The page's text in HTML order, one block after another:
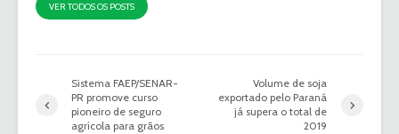
VER TODOS OS POSTS
Sistema FAEP/SENAR-
PR promove curso
pioneiro de seguro
agrícola para grãos
Volume de soja
exportado pelo Paraná
já supera o total de
2019